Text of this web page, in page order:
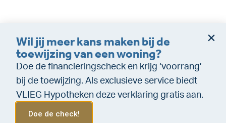
Dienstverleningsvoorwaarden
Disclaimer
Cookie policy
Privacy (makelaardij)
Privacy (Financiële dienstverlening)
WeTransfer
Wil jij meer kans maken bij de
toewijzing van een woning?
Doe de financieringscheck en krijg ‘voorrang’
bij de toewijzing. Als exclusieve service biedt
VLIEG Hypotheken deze verklaring gratis aan.
Doe de check!